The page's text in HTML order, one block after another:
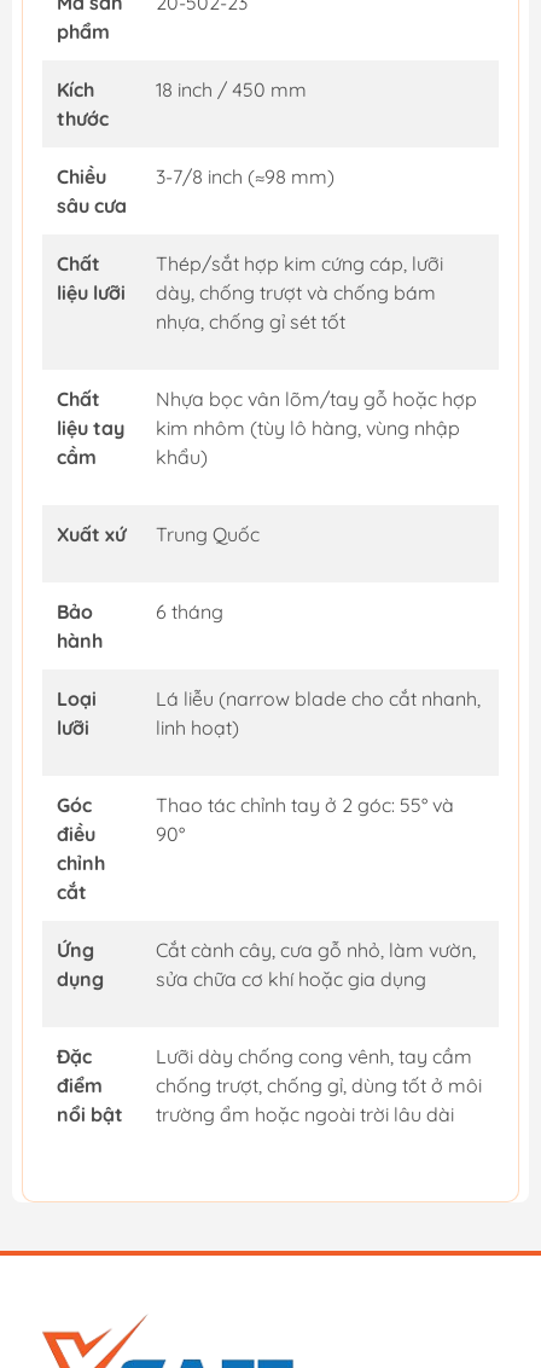
phẩm
Kích
thước
18 inch / 450 mm
Chiều
sâu cưa
3-7/8 inch (≈98 mm)
Chất
liệu lưỡi
Thép/sắt hợp kim cứng cáp, lưỡi
dày, chống trượt và chống bám
nhựa, chống gỉ sét tốt
Chất
liệu tay
cầm
Nhựa bọc vân lõm/tay gỗ hoặc hợp
kim nhôm (tùy lô hàng, vùng nhập
khẩu)
Xuất xứ Trung Quốc
Bảo
hành
6 tháng
Loại
lưỡi
Lá liễu (narrow blade cho cắt nhanh,
linh hoạt)
Góc
điều
chỉnh
cắt
Thao tác chỉnh tay ở 2 góc: 55° và
90°
Ứng
dụng
Cắt cành cây, cưa gỗ nhỏ, làm vườn,
sửa chữa cơ khí hoặc gia dụng
Đặc
điểm
nổi bật
Lưỡi dày chống cong vênh, tay cầm
chống trượt, chống gỉ, dùng tốt ở môi
trường ẩm hoặc ngoài trời lâu dài